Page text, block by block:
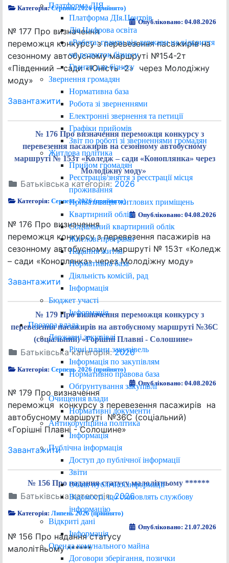
Платформа ДІЯ
Платформа ДІя.Центрів
Дія.Цифрова освіта
єРобота: гранти від держави на відкриття
чи розвиток бізнесу
Гранти для бізнесу
Звернення громадян
Нормативна база
Робота зі зверненнями
Електронні звернення та петиції
Графіки прийомів
Звіт по роботі зі зверненнями громадян
Житлова політика
Прийом громадян
Реєстрація/зняття з реєстрації місця
проживання
Приватизація житлових приміщень
Квартирний облік
Соціальний квартирний облік
Житлові програми
Надання житла
Нормативна база
Діяльність комісій, рад
Інформація
Бюджет участі
Інформація
Прозора влада
Державні закупівлі
Річні плани закупівель
Інформація по закупівлям
Нормативно правова база
Обґрунтування закупівлі
Очищення влади
Нормативні документи
Антикорупційна політика
Інформація
Публічна інформація
Доступ до публічної інформації
Звіти
Облік публічної інформації
Відомості, що становлять службову
інформацію
Відкриті дані
Інформація
Оренда комунального майна
Договори зберігання, позички
Категорія:Серпень 2026 (прийнято)
Опубліковано: 04.08.2026
№ 177 Про визначення
переможця конкурсу з перевезення пасажирів на
сезонному автобусному маршруті №154-2т
«Південний – сади «Юність -2» через Молодіжну
моду»
Завантажити
№ 176 Про визначення переможця конкурсу з
перевезення пасажирів на сезонному автобусному
маршруті № 153т «Коледж – сади «Коноплянка» через
Молодіжну моду»
Батьківська категорія: 2026
Категорія:Серпень 2026 (прийнято)
Опубліковано: 04.08.2026
№ 176 Про визначення
переможця конкурсу з перевезення пасажирів на
сезонному автобусному маршруті № 153т «Коледж
– сади «Коноплянка» через Молодіжну моду»
Завантажити
№ 179 Про визначення переможця конкурсу з
перевезення пасажирів на автобусному маршруті №36С
(соціальний) «Горішні Плавні - Солошине»
Батьківська категорія:2026
Категорія:Серпень 2026 (прийнято)
Опубліковано: 04.08.2026
№ 179 Про визначення
переможця конкурсу з перевезення пасажирів на
автобусному маршруті №36С (соціальний)
«Горішні Плавні - Солошине»
Завантажити
№ 156 Про надання статусу малолітньому ******
Батьківська категорія:2026
Категорія:Липень 2026 (прийнято)
Опубліковано: 21.07.2026
№ 156 Про надання статусу
малолітньому ******